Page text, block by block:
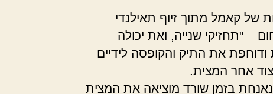
של קאמל מתוך זיוף תאילנדי
"תחזיקי שנייה, ואת יכולה
את התיק והקופסה לידיים
אחר המצית.
בזמן שורד מוציאה את המצית